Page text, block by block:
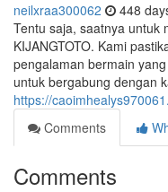
neilxraa300062 448
Tentu saja, saatnya untuk
KIJANGTOTO. Kami
pengalaman bermain
untuk bergabung dengan
https://
Comments
Comments